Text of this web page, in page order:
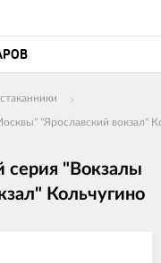
"Ярославский вокзал"
серия "Вокзалы
Кольчугино